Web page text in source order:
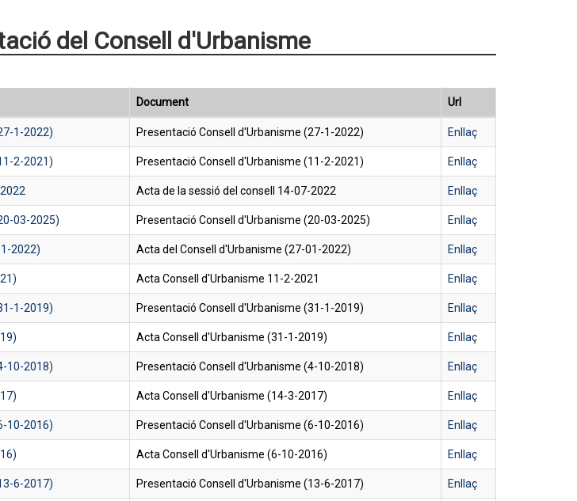
del Consell d'Urbanisme
Document Url
1-2022) Presentació Consell d'Urbanisme (27-1-2022) Enllaç
2-2021) Presentació Consell d'Urbanisme (11-2-2021) Enllaç
Acta de la sessió del consell 14-07-2022 Enllaç
03-2025) Presentació Consell d'Urbanisme (20-03-2025) Enllaç
2022) Acta del Consell d'Urbanisme (27-01-2022) Enllaç
Acta Consell d'Urbanisme 11-2-2021 Enllaç
1-2019) Presentació Consell d'Urbanisme (31-1-2019) Enllaç
Acta Consell d'Urbanisme (31-1-2019) Enllaç
10-2018) Presentació Consell d'Urbanisme (4-10-2018) Enllaç
Acta Consell d'Urbanisme (14-3-2017) Enllaç
10-2016) Presentació Consell d'Urbanisme (6-10-2016) Enllaç
Acta Consell d'Urbanisme (6-10-2016) Enllaç
6-2017) Presentació Consell d'Urbanisme (13-6-2017) Enllaç